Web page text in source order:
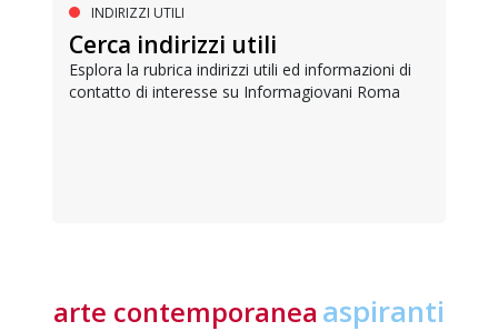
INDIRIZZI UTILI
Cerca indirizzi utili
Esplora la rubrica indirizzi utili ed informazioni di
contatto di interesse su Informagiovani Roma
arte contemporanea aspiranti